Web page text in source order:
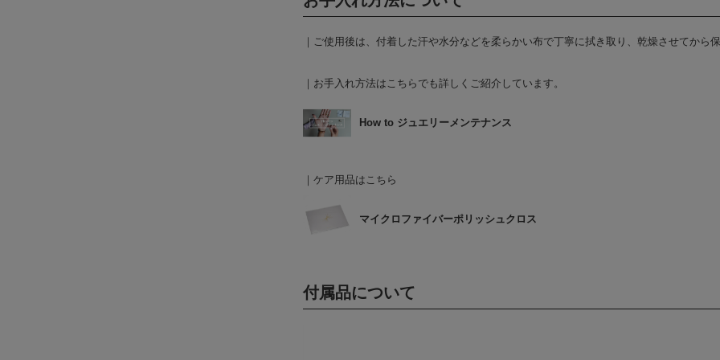
｜ご使用後は、付着した汗や水分などを柔らかい布で丁寧に拭き取り、乾燥させてから保
｜お手入れ方法はこちらでも詳しくご紹介しています。
How to ジュエリーメンテナンス
｜ケア用品はこちら
マイクロファイバーポリッシュクロス
付属品について